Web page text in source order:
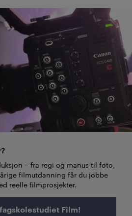
– fra regi og manus til foto,
filmutdanning får du jobbe
reelle filmprosjekter.
Film!